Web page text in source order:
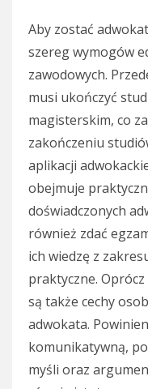
Aby zostać
szereg wymogów
zawodowych.
musi ukończyć
magisterskim, co
zakończeniu
aplikacji
obejmuje
doświadczonych
również zdać
ich wiedzę z
praktyczne.
są także cechy
adwokata.
komunikatywną,
myśli oraz